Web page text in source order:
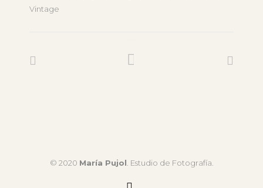
Vintage
© 2020 María Pujol . Estudio de Fotografía.